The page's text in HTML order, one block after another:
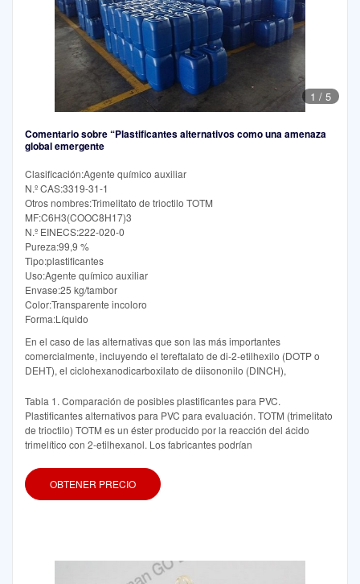
1 / 5
Comentario sobre “Plastificantes alternativos como una amenaza
global emergente
Clasificación:Agente químico auxiliar
N.º CAS:3319-31-1
Otros nombres:Trimelitato de trioctilo TOTM
MF:C6H3(COOC8H17)3
N.º EINECS:222-020-0
Pureza:99,9 %
Tipo:plastificantes
Uso:Agente químico auxiliar
Envase:25 kg/tambor
Color:Transparente incoloro
Forma:Líquido
En el caso de las alternativas que son las más importantes
comercialmente, incluyendo el tereftalato de di-2-etilhexilo (DOTP o
DEHT), el ciclohexanodicarboxilato de diisononilo (DINCH),
Tabla 1. Comparación de posibles plastificantes para PVC.
Plastificantes alternativos para PVC para evaluación. TOTM (trimelitato
de trioctilo) TOTM es un éster producido por la reacción del ácido
trimelítico con 2-etilhexanol. Los fabricantes podrían
OBTENER PRECIO